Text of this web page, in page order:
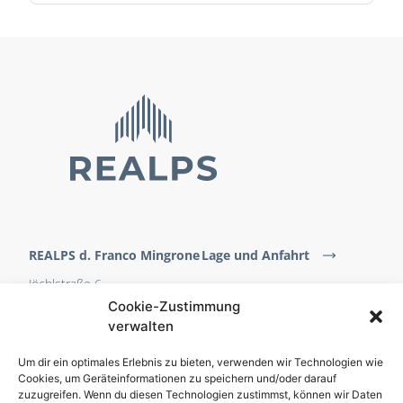
Cookie-Zustimmung
verwalten
Um dir ein optimales Erlebnis zu bieten, verwenden wir Technologien wie
Cookies, um Geräteinformationen zu speichern und/oder darauf
zuzugreifen. Wenn du diesen Technologien zustimmst, können wir Daten
REALPS d. Franco Mingrone
Jöchlstraße 6
39031 Bruneck
+39 348 451 7602
Lage und Anfahrt